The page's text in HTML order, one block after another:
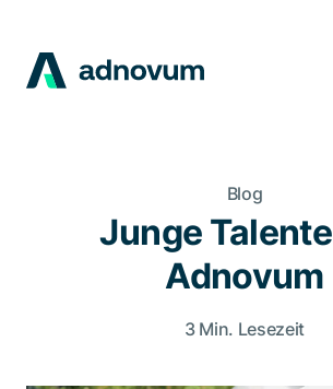
Insights
Blog
Junge
Adnovum
3 Min. Lesezeit